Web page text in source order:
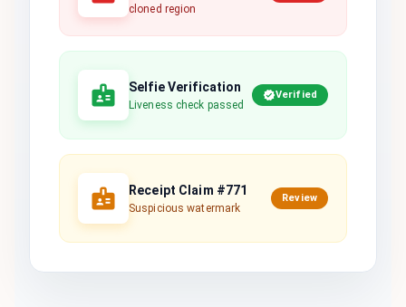
cloned region
Selfie Verification
Liveness check passed
Verified
Receipt Claim #771
Suspicious watermark
Review